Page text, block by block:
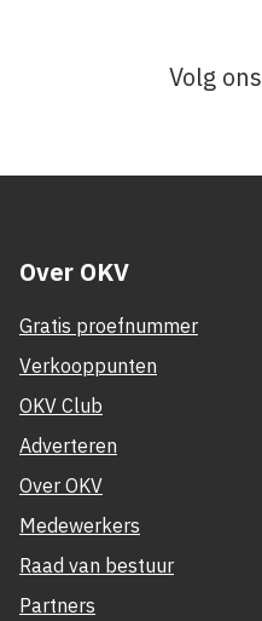
Volg ons
Over OKV
Gratis proefnummer
Verkooppunten
OKV Club
Adverteren
Over OKV
Medewerkers
Raad van bestuur
Partners